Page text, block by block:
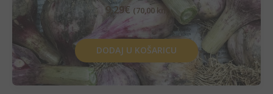
9,29€ (70,00 kn)
DODAJ U KOŠARICU